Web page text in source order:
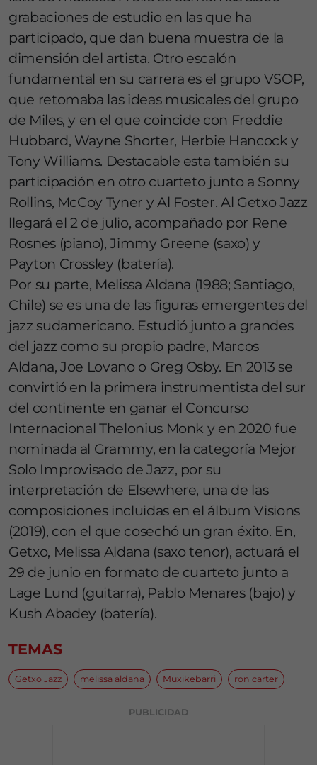
grabaciones de estudio en las que ha
participado, que dan buena muestra de la
dimensión del artista. Otro escalón
fundamental en su carrera es el grupo VSOP,
que retomaba las ideas musicales del grupo
de Miles, y en el que coincide con Freddie
Hubbard, Wayne Shorter, Herbie Hancock y
Tony Williams. Destacable esta también su
participación en otro cuarteto junto a Sonny
Rollins, McCoy Tyner y Al Foster. Al Getxo Jazz
llegará el 2 de julio, acompañado por Rene
Rosnes (piano), Jimmy Greene (saxo) y
Payton Crossley (batería).
Por su parte, Melissa Aldana (1988; Santiago,
Chile) se es una de las figuras emergentes del
jazz sudamericano. Estudió junto a grandes
del jazz como su propio padre, Marcos
Aldana, Joe Lovano o Greg Osby. En 2013 se
convirtió en la primera instrumentista del sur
del continente en ganar el Concurso
Internacional Thelonius Monk y en 2020 fue
nominada al Grammy, en la categoría Mejor
Solo Improvisado de Jazz, por su
interpretación de Elsewhere, una de las
composiciones incluidas en el álbum Visions
(2019), con el que cosechó un gran éxito. En,
Getxo, Melissa Aldana (saxo tenor), actuará el
29 de junio en formato de cuarteto junto a
Lage Lund (guitarra), Pablo Menares (bajo) y
Kush Abadey (batería).
TEMAS
Getxo Jazz melissa aldana Muxikebarri ron carter
PUBLICIDAD